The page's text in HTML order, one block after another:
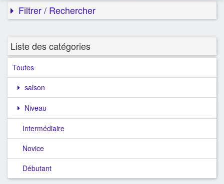
Filtrer / Rechercher
Liste des catégories
Toutes
saison
Niveau
Intermédiaire
Novice
Débutant